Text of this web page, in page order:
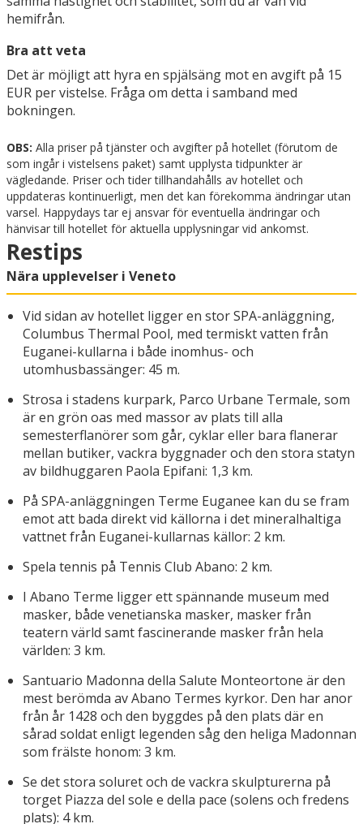
hemifrån.
Bra att veta
Det är möjligt att hyra en spjälsäng mot en avgift på 15
EUR per vistelse. Fråga om detta i samband med
bokningen.
OBS: Alla priser på tjänster och avgifter på hotellet (förutom de
som ingår i vistelsens paket) samt upplysta tidpunkter är
vägledande. Priser och tider tillhandahålls av hotellet och
uppdateras kontinuerligt, men det kan förekomma ändringar utan
varsel. Happydays tar ej ansvar för eventuella ändringar och
hänvisar till hotellet för aktuella upplysningar vid ankomst.
Restips
Nära upplevelser i Veneto
Vid sidan av hotellet ligger en stor SPA-anläggning,
Columbus Thermal Pool, med termiskt vatten från
Euganei-kullarna i både inomhus- och
utomhusbassänger: 45 m.
Strosa i stadens kurpark, Parco Urbane Termale, som
är en grön oas med massor av plats till alla
semesterflanörer som går, cyklar eller bara flanerar
mellan butiker, vackra byggnader och den stora statyn
av bildhuggaren Paola Epifani: 1,3 km.
På SPA-anläggningen Terme Euganee kan du se fram
emot att bada direkt vid källorna i det mineralhaltiga
vattnet från Euganei-kullarnas källor: 2 km.
Spela tennis på Tennis Club Abano: 2 km.
I Abano Terme ligger ett spännande museum med
masker, både venetianska masker, masker från
teatern värld samt fascinerande masker från hela
världen: 3 km.
Santuario Madonna della Salute Monteortone är den
mest berömda av Abano Termes kyrkor. Den har anor
från år 1428 och den byggdes på den plats där en
sårad soldat enligt legenden såg den heliga Madonnan
som frälste honom: 3 km.
Se det stora soluret och de vackra skulpturerna på
torget Piazza del sole e della pace (solens och fredens
plats): 4 km.